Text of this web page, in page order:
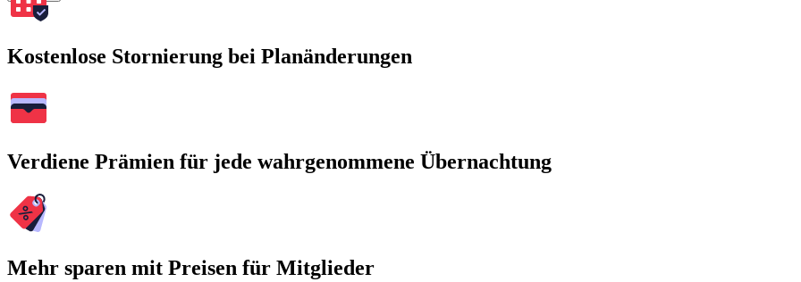
Kostenlose Stornierung bei Planänderungen
Verdiene Prämien für jede wahrgenommene Übernachtung
Mehr sparen mit Preisen für Mitglieder